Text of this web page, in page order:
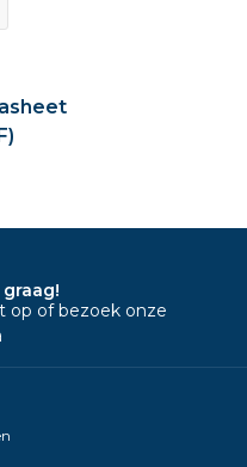
op of bezoek onze